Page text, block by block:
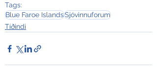
Tags:
Blue Faroe IslandsSjóvinnuforum
Tíðindi